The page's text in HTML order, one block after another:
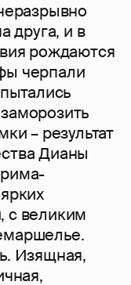
друга, и в
рождаются
черпали
– результат
Дианы
с великим
Изящная,